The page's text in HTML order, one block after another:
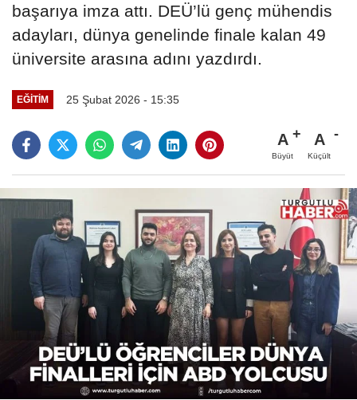
başarıya imza attı. DEÜ’lü genç mühendis
adayları, dünya genelinde finale kalan 49
üniversite arasına adını yazdırdı.
EĞİTİM 25 Şubat 2026 - 15:35
A
Büyüt
A
Küçült